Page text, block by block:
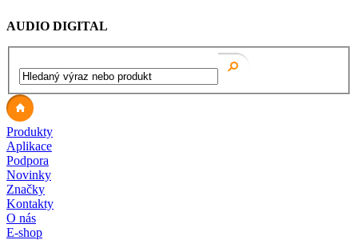
AUDIO DIGITAL
Produkty
Aplikace
Podpora
Novinky
Značky
Kontakty
O nás
E-shop